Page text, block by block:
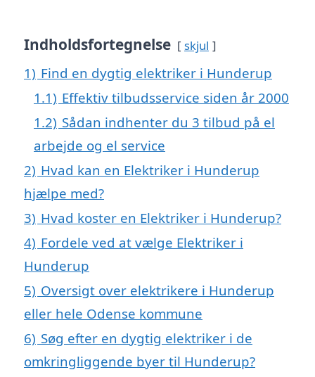
Indholdsfortegnelse skjul
1) Find en dygtig elektriker i Hunderup
1.1) Effektiv tilbudsservice siden år 2000
1.2) Sådan indhenter du 3 tilbud på el
arbejde og el service
2) Hvad kan en Elektriker i Hunderup
hjælpe med?
3) Hvad koster en Elektriker i Hunderup?
4) Fordele ved at vælge Elektriker i
Hunderup
5) Oversigt over elektrikere i Hunderup
eller hele Odense kommune
6) Søg efter en dygtig elektriker i de
omkringliggende byer til Hunderup?